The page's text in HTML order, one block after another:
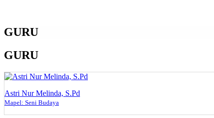
GURU
GURU
Astri Nur Melinda, S.Pd
Mapel: Seni Budaya